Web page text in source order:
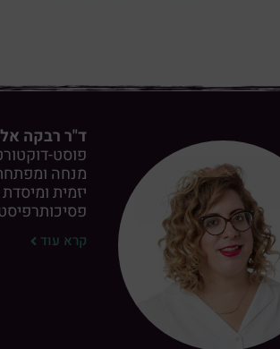
ד"ר רבקה
פוסט-
מנחה
יזמית
קרא עוד